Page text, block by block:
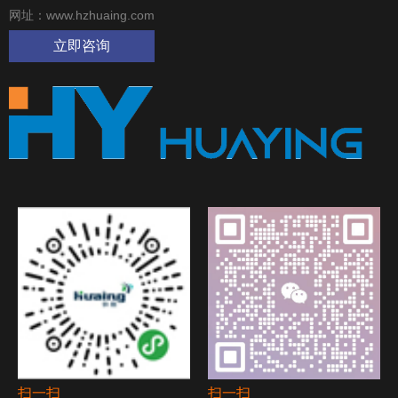
网址：www.hzhuaing.com
立即咨询
扫一扫 扫一扫